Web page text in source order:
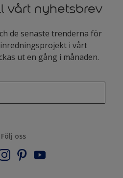
vårt nyhetsbrev
de senaste trenderna för
i vårt
ut en gång i månaden.
Följ oss